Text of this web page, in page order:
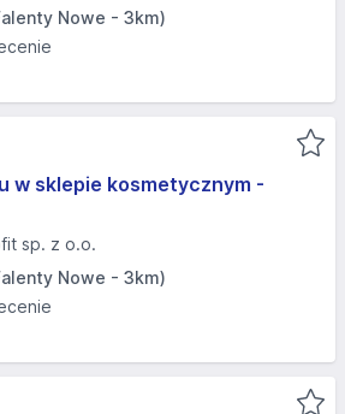
Nowe - 3km)
w sklepie kosmetycznym -
sp. z o.o.
Nowe - 3km)